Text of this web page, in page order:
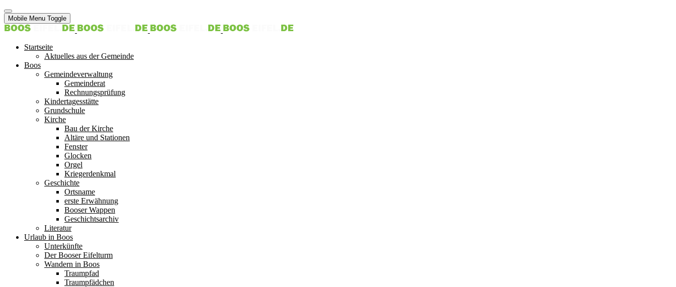
Mobile Menu Toggle
Startseite
Aktuelles aus der Gemeinde
Boos
Gemeindeverwaltung
Gemeinderat
Rechnungsprüfung
Kindertagesstätte
Grundschule
Kirche
Bau der Kirche
Altäre und Stationen
Fenster
Glocken
Orgel
Kriegerdenkmal
Geschichte
Ortsname
erste Erwähnung
Booser Wappen
Geschichtsarchiv
Literatur
Urlaub in Boos
Unterkünfte
Der Booser Eifelturm
Wandern in Boos
Traumpfad
Traumpfädchen